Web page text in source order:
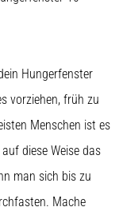
Hungerfenster
vorziehen, früh zu
Menschen ist es
diese Weise das
man sich bis zu
Mache